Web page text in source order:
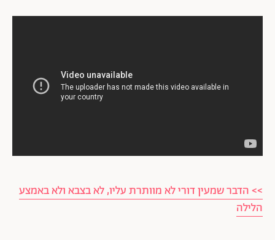
>> הדבר שמעין דורי לא מוותרת עליו, לא בצבא ולא באמצע
הלילה